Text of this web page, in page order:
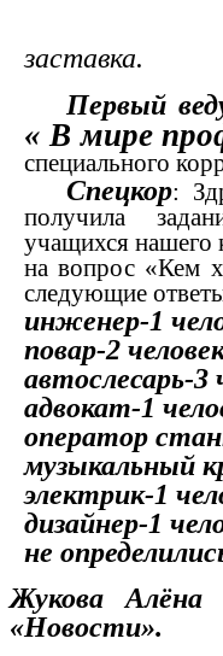
заставка.
Первый
« В мире
специального
Спецкор:
получила
учащихся нашего
на вопрос «Кем
следующие
инженер-1
повар-2
автослесарь-3
адвокат-1
оператор
музыкальный
электрик-1
дизайнер-1
не
Жукова Алёна
«Новости».